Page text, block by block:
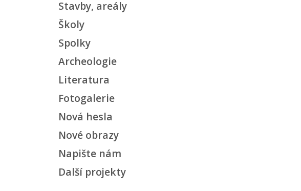
Stavby, areály
Školy
Spolky
Archeologie
Literatura
Fotogalerie
Nová hesla
Nové obrazy
Napište nám
Další projekty